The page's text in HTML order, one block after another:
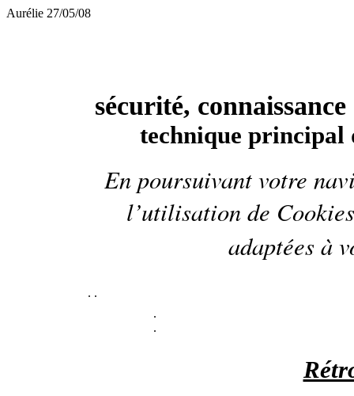
Aurélie 27/05/08
sécurité,
technique principal
En poursuivant votre
l’utilisation de Cookies
adaptées à
. .
.
.